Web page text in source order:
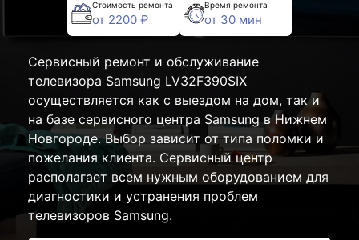
Стоимость ремонта
от 2200 ₽
Время ремонта
от 30 мин
Сервисный ремонт и обслуживание
телевизора Samsung LV32F390SIX
осуществляется как с выездом на дом, так и
на базе сервисного центра Samsung в Нижнем
Новгороде. Выбор зависит от типа поломки и
пожелания клиента. Сервисный центр
располагает всем нужным оборудованием для
диагностики и устранения проблем
телевизоров Samsung.